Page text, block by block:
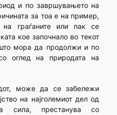
и по завршувањето на
за тоа е на пример,
на граѓаните или пак се
кое започнало во текот
што мора да продолжи и по
оглед на природата на
може да се забележи
на најголемиот дел од
сила, престанува со